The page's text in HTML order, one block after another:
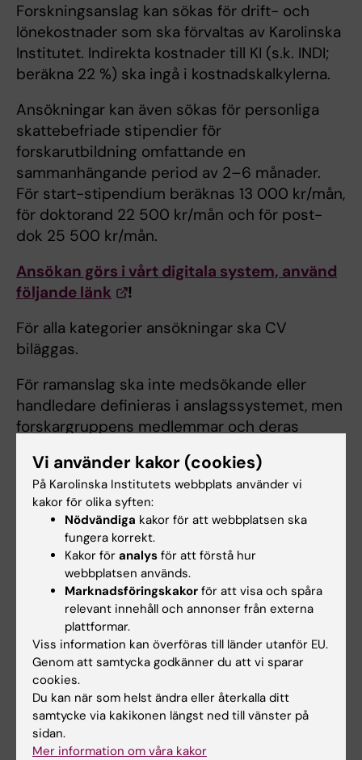
Forskningsanslag kan sökas för drift- och
lönekostnader som ska förvaltas av Karolinska
Institutet. Indirekta kostnader till KI (s.k. INDI;
beräkna 22 %) ska ingå i kostnadskalkylerna.
Ansökningar kan även sökas för personliga
skattebefriade stipendier för
forskarutbildning omfattande en
sammanhängande period av 2–6 månader.
För start-stipendium beräknas 13 000 kr/mån,
för doktorand 22 500 kr/mån och för post-
dok 25 500 kr/mån.
Ansökan görs i vårt digitala system, använd
följande länk
!
För alla kategorier ansökningar ska CV
biläggas.
För ramanslag ska inte medsökande eller
handledare definieras i anslagssystemet, men
forskargruppens medlemmar och deras
rubrik.
Du behöver ett svenskt BankID eller e-post
med lösenord för att skicka in din ansökan.
Ansökningsformuläret är på
svenska/engelska.
Ansökan ska skickas in digitalt senast
fredagen den 13 februari 2026.
Beslut om utdelning kommer att meddelas
under senast under maj månad.
Vi använder kakor (cookies)
På Karolinska Institutets webbplats använder vi
kakor för olika syften:
Nödvändiga kakor för att webbplatsen ska
fungera korrekt.
Kakor för analys för att förstå hur
webbplatsen används.
Marknadsföringskakor för att visa och spåra
relevant innehåll och annonser från externa
plattformar.
Viss information kan överföras till länder utanför EU.
Genom att samtycka godkänner du att vi sparar
cookies.
Du kan när som helst ändra eller återkalla ditt
samtycke via kakikonen längst ned till vänster på
sidan.
Mer information om våra kakor